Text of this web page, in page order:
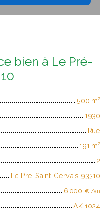
bien à Le Pré-
500 m²
1930
Rue
191 m²
2
Le Pré-Saint-Gervais 93310
6 000 € /an
AK 1024